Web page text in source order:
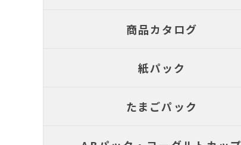
商品カタログ
紙パック
たまごパック